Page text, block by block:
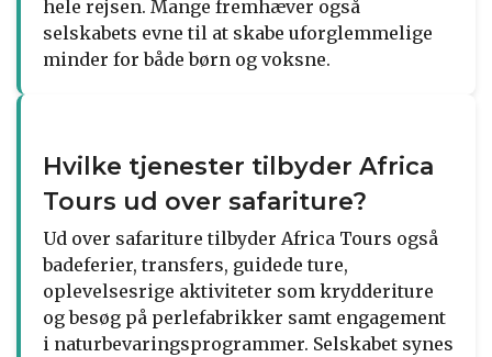
hele rejsen. Mange fremhæver også
selskabets evne til at skabe uforglemmelige
minder for både børn og voksne.
Hvilke tjenester tilbyder Africa
Tours ud over safariture?
Ud over safariture tilbyder Africa Tours også
badeferier, transfers, guidede ture,
oplevelsesrige aktiviteter som krydderiture
og besøg på perlefabrikker samt engagement
i naturbevaringsprogrammer. Selskabet synes